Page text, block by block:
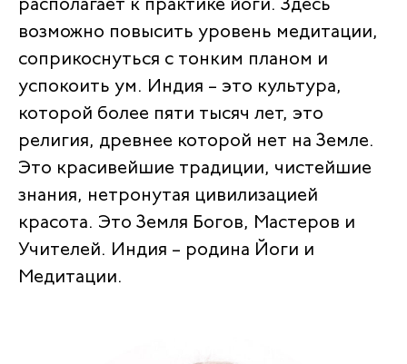
располагает к практике йоги. Здесь
возможно повысить уровень медитации,
соприкоснуться с тонким планом и
успокоить ум. Индия – это культура,
которой более пяти тысяч лет, это
религия, древнее которой нет на Земле.
Это красивейшие традиции, чистейшие
знания, нетронутая цивилизацией
красота. Это Земля Богов, Мастеров и
Учителей. Индия – родина Йоги и
Медитации.